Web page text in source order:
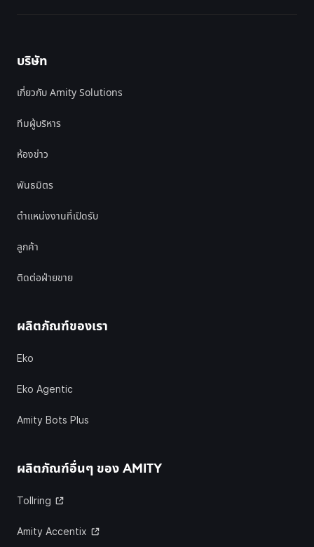
บริษัท
เกี่ยวกับ Amity Solutions
ทีมผู้บริหาร
ห้องข่าว
พันธมิตร
ตำแหน่งงานที่เปิดรับ
ลูกค้า
ติดต่อฝ่ายขาย
ผลิตภัณฑ์ของเรา
Eko
Eko Agentic
Amity Bots Plus
ผลิตภัณฑ์อื่นๆ ของ AMITY
Tollring
Amity Accentix